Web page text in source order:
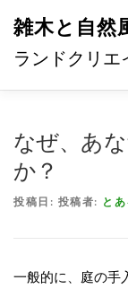
雑木と自然
ランドクリエ
なぜ、あ
か？
投稿日: 投稿者: と
一般的に、庭の手